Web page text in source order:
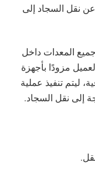
عن نقل السجاد إلى
جميع المعدات داخل
مزودًا بأجهزة
ليتم تنفيذ عملية
إلى نقل السجاد.